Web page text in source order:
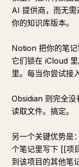
AI 提供商，而无
你的知识库版本。
Notion 把你的笔
它们锁在 iCloud
里。每当你尝试接
Obsidian 则完全没
读取文件。搞定。
另一个关键优势是
个笔记里写下 [[项
到该项目的其他笔